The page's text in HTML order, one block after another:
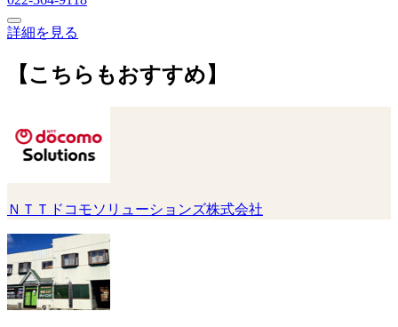
詳細を見る
【こちらもおすすめ】
ＮＴＴドコモソリューションズ株式会社